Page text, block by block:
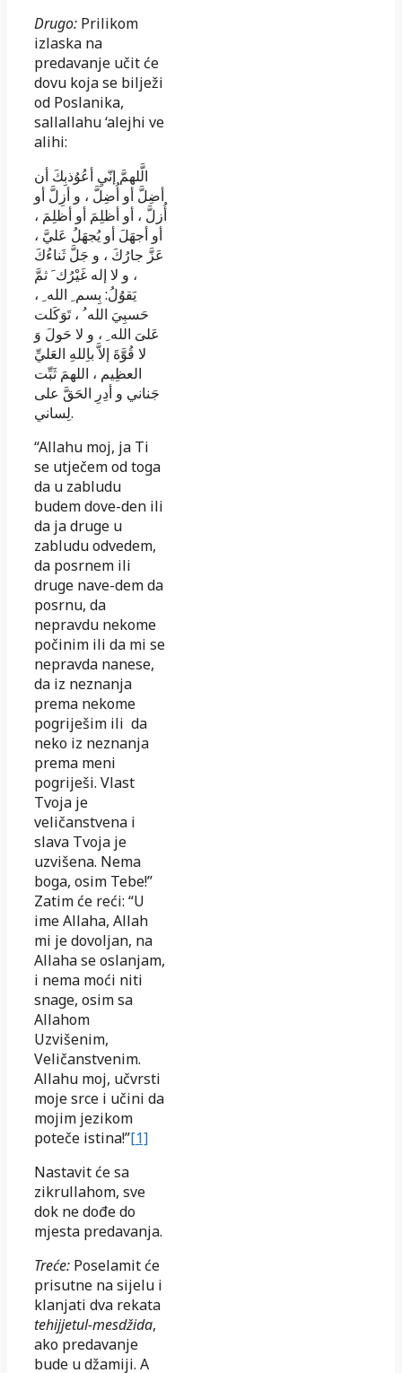
Drugo: Prilikom
izlaska na
predavanje učit će
dovu koja se bilježi
od Poslanika,
sallallahu ‘alejhi ve
alihi:
الَّلهمَّ إنّيِ أعُوُذبِكَ أن
أضِلَّ أو أُضِلَّ ، و أزِلَّ أو
أُزلَّ ، أو أظلِمَ أو أظلِمَ ،
أو أجهَلَ أو يُجهَلُ عَليَّ ،
عَزَّ جارُكَ ، و جَلَّ ثَناءُكَ
، و لا إله غَيْرُك َ ثمَّ
يَقوُلُ: بِسم ِ الله ِ ،
حَسبِيَ الله ُ ، تَوَكَلت
عَلىَ الله ِ ، و لا حَولَ وَ
لا قُوَّةَ إلاَّ باِللهِ العَليِّ
العظِيم ، اللهمَ ثَبِّت
جَناني و أدِرِ الحَقَّ على
لِساني.
“Allahu moj, ja Ti
se utječem od toga
da u zabludu
budem dove-den ili
da ja druge u
zabludu odvedem,
da posrnem ili
druge nave-dem da
posrnu, da
nepravdu nekome
počinim ili da mi se
nepravda nanese,
da iz neznanja
prema nekome
pogriješim ili da
neko iz neznanja
prema meni
pogriješi. Vlast
Tvoja je
veličanstvena i
slava Tvoja je
uzvišena. Nema
boga, osim Tebe!”
Zatim će reći: “U
ime Allaha, Allah
mi je dovoljan, na
Allaha se oslanjam,
i nema moći niti
snage, osim sa
Allahom
Uzvišenim,
Veličanstvenim.
Allahu moj, učvrsti
moje srce i učini da
mojim jezikom
poteče istina!”[1]
Nastavit će sa
zikrullahom, sve
dok ne dođe do
mjesta predavanja.
Treće: Poselamit će
prisutne na sijelu i
klanjati dva rekata
tehijjetul-mesdžida,
ako predavanje
bude u džamiji. A